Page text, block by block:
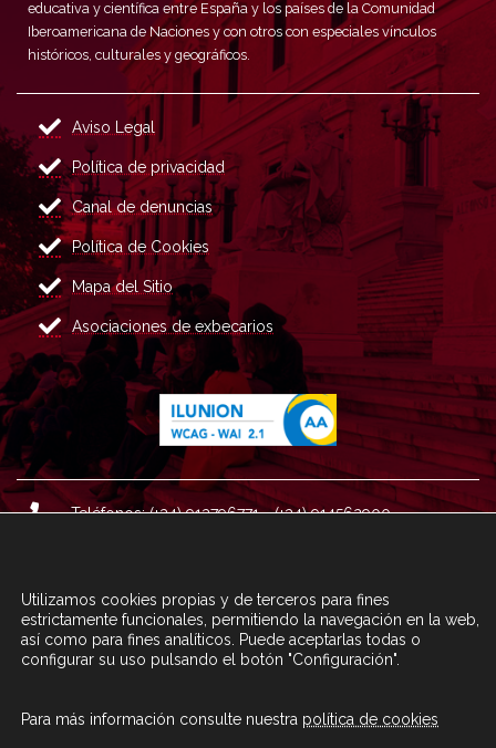
educativa y científica entre España y los países de la Comunidad
Iberoamericana de Naciones y con otros con especiales vínculos
históricos, culturales y geográficos.
Aviso Legal
Política de privacidad
Canal de denuncias
Política de Cookies
Mapa del Sitio
Asociaciones de exbecarios
Teléfonos: (+34) 913796771 - (+34) 914562900
Correo : informacion@fundacioncarolina.es
CONTACTA CON FCA TRAVÉS DEL
Utilizamos cookies propias y de terceros para fines
estrictamente funcionales, permitiendo la navegación en la web,
así como para fines analíticos. Puede aceptarlas todas o
configurar su uso pulsando el botón "Configuración".
Para más información consulte nuestra política de cookies